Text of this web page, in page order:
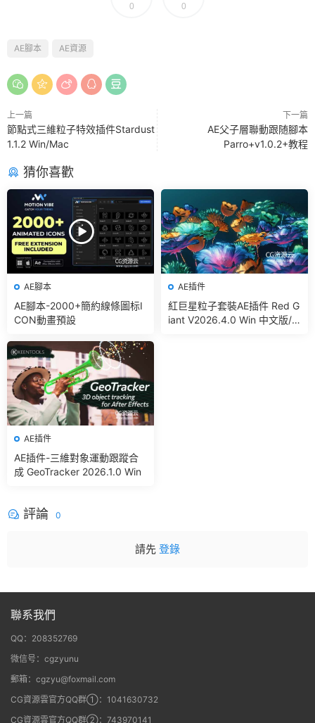
0 0
AE腳本 AE資源
上一篇
節點式三維粒子特效插件Stardust
1.1.2 Win/Mac
下一篇
AE父子層聯動跟随腳本
Parro+v1.0.2+教程
猜你喜歡
AE腳本
AE腳本-2000+簡約線條圖标I
CON動畫預設
AE插件
紅巨星粒子套裝AE插件 Red G
iant V2026.4.0 Win 中文版/
AE插件
AE插件-三維對象運動跟蹤合
成 GeoTracker 2026.1.0 Win
評論 0
請先 登錄
聯系我們
QQ：208352769
微信号：cgzyunu
郵箱：cgzyu@foxmail.com
CG資源雲官方QQ群①：1041630732
CG資源雲官方QQ群②：743970141